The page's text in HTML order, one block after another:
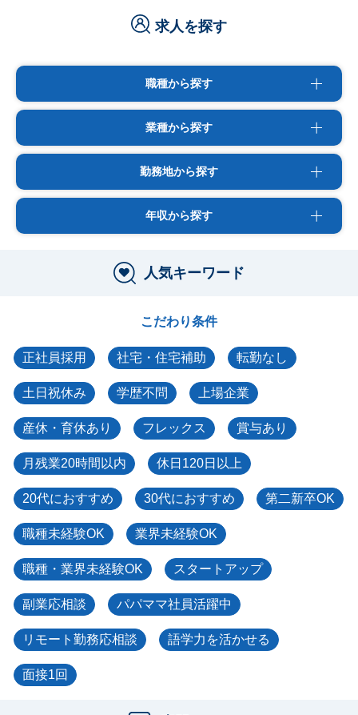
求人を探す
職種から探す
業種から探す
勤務地から探す
年収から探す
人気キーワード
こだわり条件
正社員採用 社宅・住宅補助 転勤なし
土日祝休み 学歴不問 上場企業
産休・育休あり フレックス 賞与あり
月残業20時間以内 休日120日以上
20代におすすめ 30代におすすめ 第二新卒OK
職種未経験OK 業界未経験OK
職種・業界未経験OK スタートアップ
副業応相談 パパママ社員活躍中
リモート勤務応相談 語学力を活かせる
面接1回